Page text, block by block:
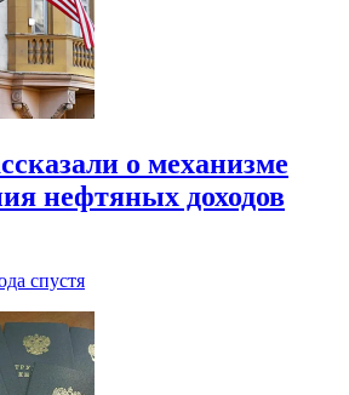
о механизме
нефтяных доходов
спустя